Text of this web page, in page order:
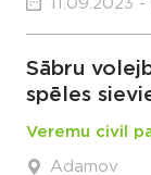
11.09.2023 -
Sābru
spēles
Veremu civil
Adamov